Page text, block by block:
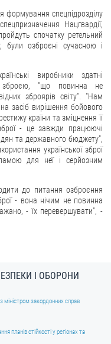
формування спецпідрозділу
Нацгвардії,
спочатку ретельний
були озброєні сучасною і
виробники здатні
зброєю, "що повинна не
зброярів світу". "Нам
засіб вирішення бойового
країни та зміцнення її
- це завжди працюючі
та державного бюджету",
української зброї
для неї і серйозним
до питання озброєння
- вона нічим не повинна
- їх перевершувати", -
І ОБОРОНИ
міністром закордонних справ
планів стійкості у регіонах та